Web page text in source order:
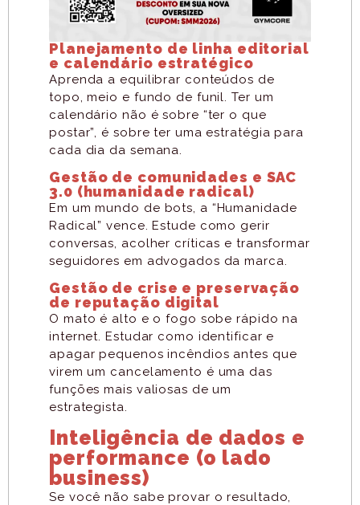
Planejamento de linha editorial
e calendário estratégico
Aprenda a equilibrar conteúdos de
topo, meio e fundo de funil. Ter um
calendário não é sobre “ter o que
postar”, é sobre ter uma estratégia para
cada dia da semana.
Gestão de comunidades e SAC
3.0 (humanidade radical)
Em um mundo de bots, a “Humanidade
Radical” vence. Estude como gerir
conversas, acolher críticas e transformar
seguidores em advogados da marca.
Gestão de crise e preservação
de reputação digital
O mato é alto e o fogo sobe rápido na
internet. Estudar como identificar e
apagar pequenos incêndios antes que
virem um cancelamento é uma das
funções mais valiosas de um
estrategista.
Inteligência de dados e
performance (o lado
business)
Se você não sabe provar o resultado,